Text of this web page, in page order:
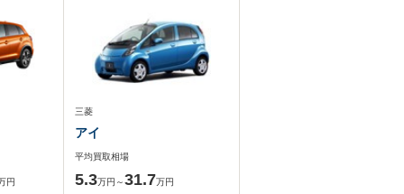
円
三菱
アイ
平均買取相場
5.3万円～31.7万円